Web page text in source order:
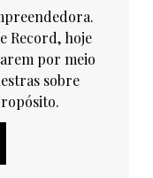
Record, hoje
por meio
sobre